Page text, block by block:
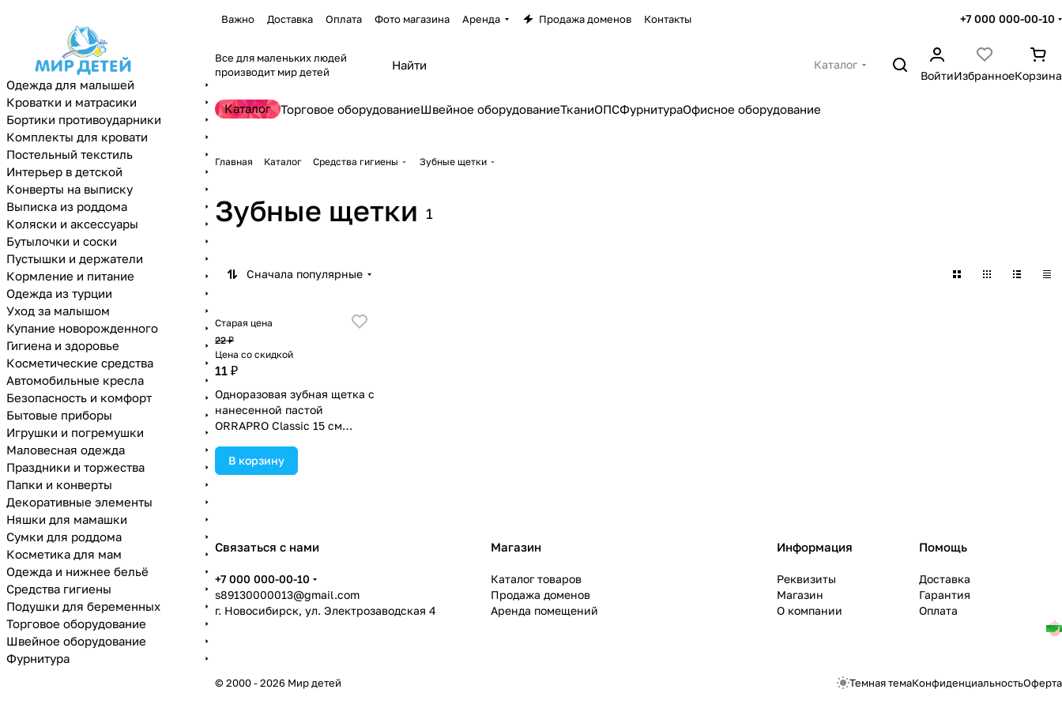
Важно Доставка Оплата Фото магазина Аренда Продажа доменов Контакты +7 000 000-00-10
Все для маленьких людей
производит мир детей
Каталог
ВойтиИзбранноеКорзина
Каталог Торговое оборудованиеШвейное оборудованиеТканиОПСФурнитураОфисное оборудование
Главная Каталог Средства гигиены Зубные щетки
Зубные щетки 1
Сначала популярные
Старая цена
22 ₽
Цена со скидкой
11 ₽
Одноразовая зубная щетка с
нанесенной пастой
ORRAPRO Classic 15 см
В корзину
Связаться с нами
+7 000 000-00-10
s89130000013@gmail.com
г. Новосибирск, ул. Электрозаводская 4
Магазин
Каталог товаров
Продажа доменов
Аренда помещений
Информация
Реквизиты
Магазин
О компании
Помощь
Доставка
Гарантия
Оплата
© 2000 - 2026 Мир детей Темная темаКонфиденциальностьОферта
Одежда для малышей
Кроватки и матрасики
Бортики противоударники
Комплекты для кровати
Постельный текстиль
Интерьер в детской
Конверты на выписку
Выписка из роддома
Коляски и аксессуары
Бутылочки и соски
Пустышки и держатели
Кормление и питание
Одежда из турции
Уход за малышом
Купание новорожденного
Гигиена и здоровье
Косметические средства
Автомобильные кресла
Безопасность и комфорт
Бытовые приборы
Игрушки и погремушки
Маловесная одежда
Праздники и торжества
Папки и конверты
Декоративные элементы
Няшки для мамашки
Сумки для роддома
Косметика для мам
Одежда и нижнее бельё
Средства гигиены
Подушки для беременных
Торговое оборудование
Швейное оборудование
Фурнитура